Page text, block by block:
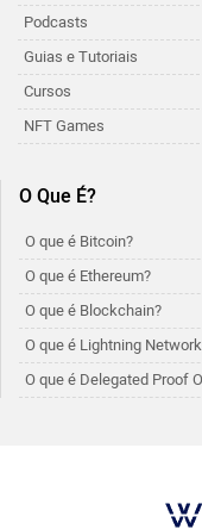
Podcasts
Guias e Tutoriais
Cursos
NFT Games
O Que É?
O que é Bitcoin?
O que é Ethereum?
O que é Blockchain?
O que é Lightning
O que é Delegated Proof